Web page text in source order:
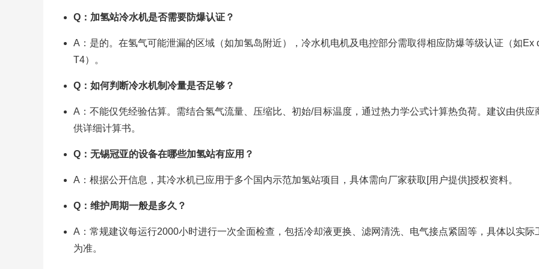
Q：加氢站冷水机是否需要防爆认证？
A：是的。在氢气可能泄漏的区域（如加氢岛附近），冷水机电机及电控部分需取得相应防爆等级认证（如Ex
T4）。
Q：如何判断冷水机制冷量是否足够？
A：不能仅凭经验估算。需结合氢气流量、压缩比、初始/目标温度，通过热力学公式计算热负荷。建议由供应
供详细计算书。
Q：无锡冠亚的设备在哪些加氢站有应用？
A：根据公开信息，其冷水机已应用于多个国内示范加氢站项目，具体需向厂家获取[用户提供]授权资料。
Q：维护周期一般是多久？
A：常规建议每运行2000小时进行一次全面检查，包括冷却液更换、滤网清洗、电气接点紧固等，具体以实际
为准。